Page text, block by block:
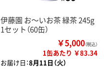
伊藤園 お～いお茶 緑茶 245g
1セット（60缶）
￥5,000（税込）
1缶あたり ￥83.34
お届け日：8月11日（火）